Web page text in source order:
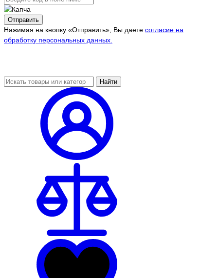
Отправить
Нажимая на кнопку «Отправить», Вы даете согласие на
обработку персональных данных.
Найти